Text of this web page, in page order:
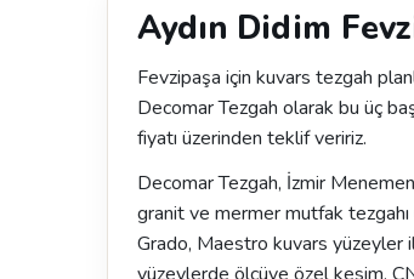
Aydın Didim
Fevzipaşa için kuvars tezgah
Decomar Tezgah olarak bu üç
fiyatı üzerinden teklif veririz.
Decomar Tezgah, İzmir
granit ve mermer mutfak
Grado, Maestro kuvars